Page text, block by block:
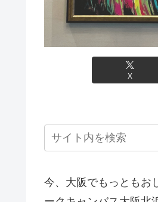
X
今、大阪でもっともお